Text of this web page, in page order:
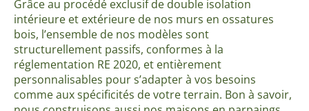
Grâce au procédé exclusif de double isolation
intérieure et extérieure de nos murs en ossatures
bois, l’ensemble de nos modèles sont
structurellement passifs, conformes à la
réglementation RE 2020, et entièrement
personnalisables pour s’adapter à vos besoins
comme aux spécificités de votre terrain. Bon à savoir,